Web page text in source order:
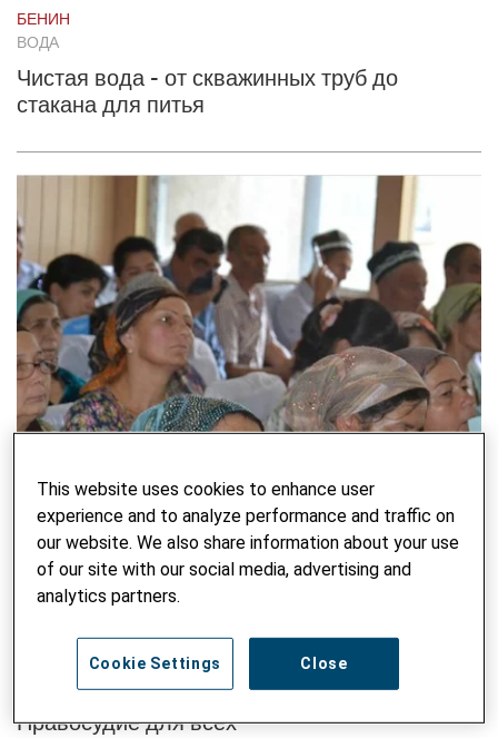
БЕНИН
ВОДА
Чистая вода - от скважинных труб до
стакана для питья
ТАДЖИКИСТАН
УПРАВЛЕНИЕ, МИР И МИГРАЦИЯ
Правосудие для всех
This website uses cookies to enhance user
experience and to analyze performance and traffic on
our website. We also share information about your use
of our site with our social media, advertising and
analytics partners.
Close
Cookie Settings